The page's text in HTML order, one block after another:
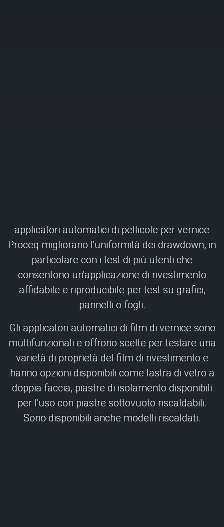
applicatori automatici di pellicole per vernice
Proceq migliorano l'uniformità dei drawdown, in
particolare con i test di più utenti che
consentono un'applicazione di rivestimento
affidabile e riproducibile per test su grafici,
pannelli o fogli.
Gli applicatori automatici di film di vernice sono
multifunzionali e offrono scelte per testare una
varietà di proprietà del film di rivestimento e
hanno opzioni disponibili come lastra di vetro a
doppia faccia, piastre di isolamento disponibili
per l'uso con piastre sottovuoto riscaldabili.
Sono disponibili anche modelli riscaldati.